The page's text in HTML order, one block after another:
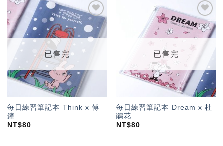
「願
望輕
已售完
每日練習筆記本 Think x 傅
鐘
NT$80
加入
「願
望輕
已售完
每日練習筆記本 Dream x 杜
鵑花
NT$80